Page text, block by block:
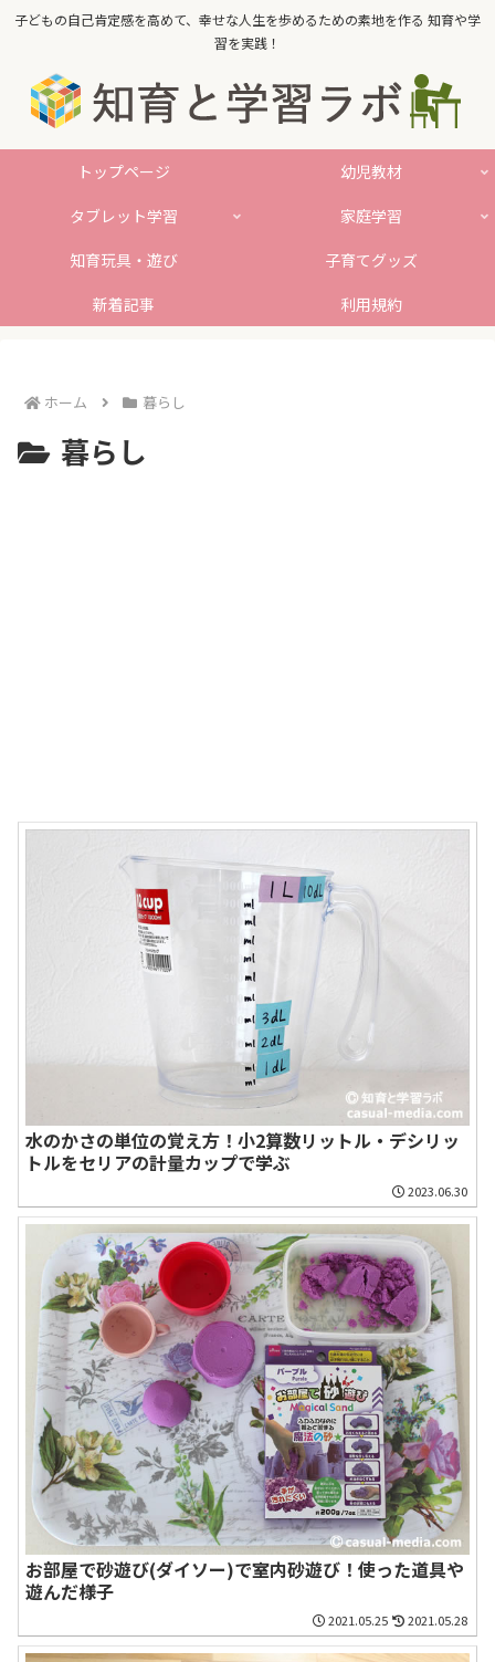
子どもの自己肯定感を高めて、幸せな人生を歩めるための素地を作る 知育や学
習を実践！
トップページ
幼児教材
タブレット学習
家庭学習
知育玩具・遊び
子育てグッズ
新着記事
利用規約
ホーム 暮らし
暮らし
水のかさの単位の覚え方！小2算数リットル・デシリッ
トルをセリアの計量カップで学ぶ
2023.06.30
お部屋で砂遊び(ダイソー)で室内砂遊び！使った道具や
遊んだ様子
2021.05.25 2021.05.28